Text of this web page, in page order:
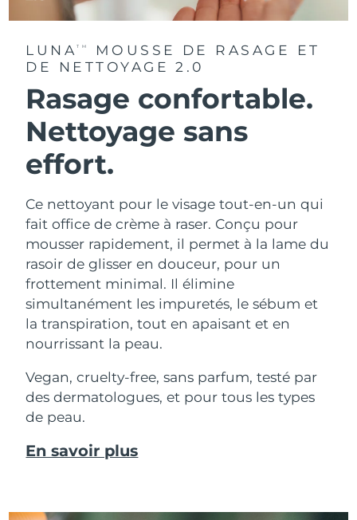
LUNATM
MOUSSE DE RASAGE ET
DE NETTOYAGE 2.0
Rasage confortable.
Nettoyage sans
effort.
Ce nettoyant pour le visage tout-en-un qui
fait office de crème à raser. Conçu pour
mousser rapidement, il permet à la lame du
rasoir de glisser en douceur, pour un
frottement minimal. Il élimine
simultanément les impuretés, le sébum et
la transpiration, tout en apaisant et en
nourrissant la peau.
Vegan, cruelty-free, sans parfum, testé par
des dermatologues, et pour tous les types
de peau.
En savoir plus